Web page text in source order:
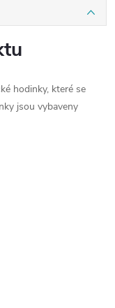
hodinky, které se
jsou vybaveny